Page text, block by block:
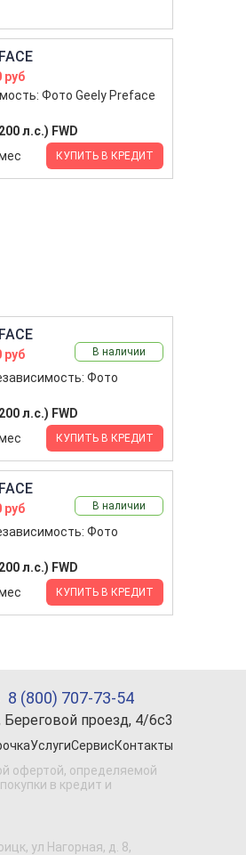
руб
л.с.) FWD
КУПИТЬ В КРЕДИТ
руб В наличии
л.с.) FWD
КУПИТЬ В КРЕДИТ
руб В наличии
л.с.) FWD
КУПИТЬ В КРЕДИТ
8 (800) 707-73-54
проезд, 4/6с3
УслугиСервисКонтакты
офертой, определяемой
в кредит и
ул Нагорная, д. 8,